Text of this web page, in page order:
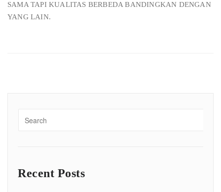
SAMA TAPI KUALITAS BERBEDA BANDINGKAN DENGAN
YANG LAIN.
Recent Posts